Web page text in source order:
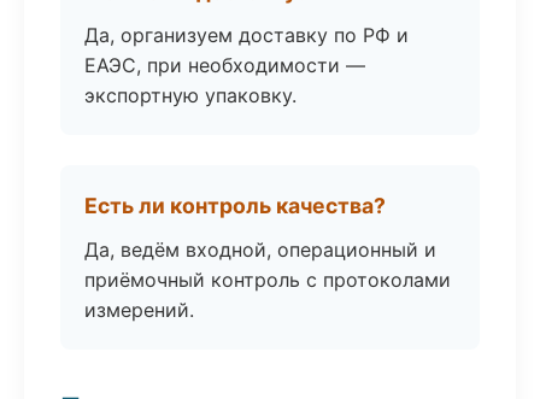
Да, организуем доставку по РФ и
ЕАЭС, при необходимости —
экспортную упаковку.
Есть ли контроль качества?
Да, ведём входной, операционный и
приёмочный контроль с протоколами
измерений.